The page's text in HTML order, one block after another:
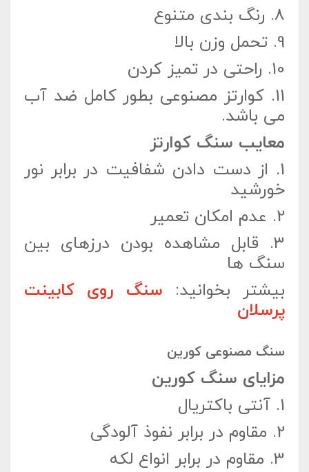
8. رنگ بندی متنوع
9. تحمل وزن بالا
10. راحتی در تمیز کردن
11. کوارتز مصنوعی بطور کامل ضد آب
می باشد.
معایب سنگ کوارتز
1. از دست دادن شفافیت در برابر نور
خورشید
2. عدم امکان تعمیر
3.
قابل مشاهده بودن درزهای بین
سنگ ها
بیشتر بخوانید: سنگ روی کابینت
پرسلان
سنگ مصنوعی کورین
مزایای سنگ کورین
1. آنتی باکتریال
2. مقاوم در برابر نفوذ آلودگی
3. مقاوم در برابر انواع لکه‌